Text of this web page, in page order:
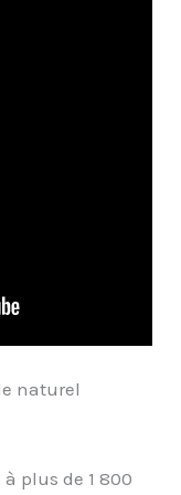
naturel
plus de 1 800